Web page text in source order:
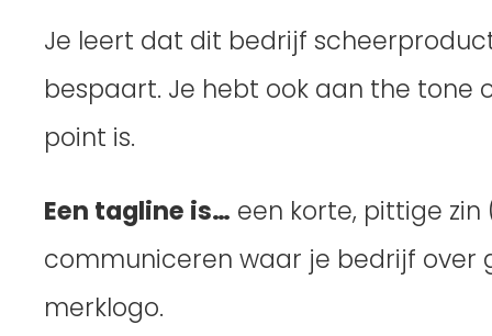
Je leert dat dit bedrijf
bespaart. Je hebt ook aan the
point is.
Een tagline is… een korte, pittige
communiceren waar je bedrijf
merklogo.